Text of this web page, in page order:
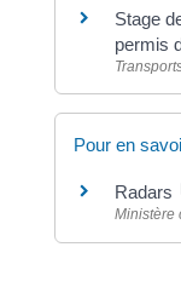
Stage
permis
Pour en
Radars
Ministère